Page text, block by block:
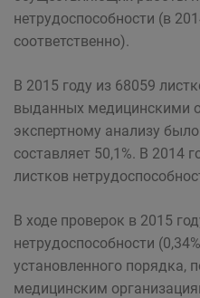
нетрудоспособности (в
соответственно).
В 2015 году из 68059
выданных медицинскими
экспертному анализу
составляет 50,1%. В 2014
листков
В ходе проверок в 2015
нетрудоспособности
установленного порядка,
медицинским